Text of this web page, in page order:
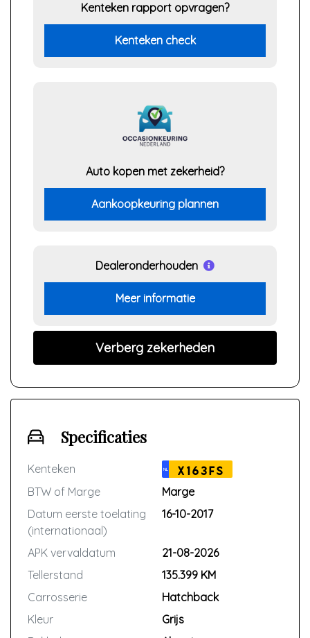
Kenteken rapport opvragen?
Kenteken check
Auto kopen met zekerheid?
Aankoopkeuring plannen
Dealeronderhouden
Meer informatie
Verberg zekerheden
Specificaties
Kenteken NL
X163FS
BTW of Marge
Marge
Datum eerste toelating
(internationaal)
16-10-2017
APK vervaldatum
21-08-2026
Tellerstand
135.399 KM
Carrosserie
Hatchback
Kleur
Grijs